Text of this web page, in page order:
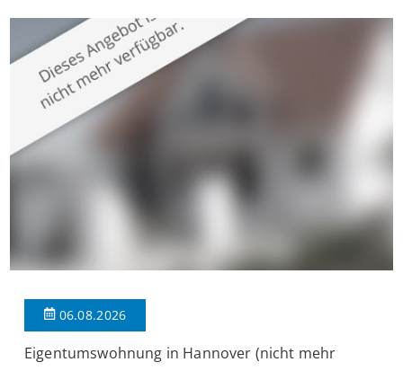
großzügige Räume und eine hochwertige Ausstattung, die
modernen Wohnkomfort mit einem stilvollen Ambiente
verbindet. Der […]
06.08.2026
Eigentumswohnung in Hannover (nicht mehr